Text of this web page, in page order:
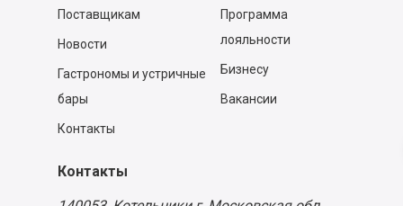
Поставщикам
Новости
Гастрономы и устричные
бары
Контакты
Программа
лояльности
Бизнесу
Вакансии
Контакты